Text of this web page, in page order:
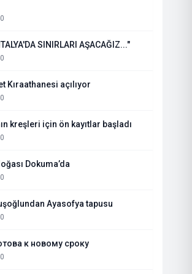
TERLEMEZOĞLU
SINIRLARI AŞACAĞIZ..."
Kıraathanesi açılıyor
kreşleri için ön kayıtlar başladı
Dokuma’da
Ayasofya tapusu
к новому сроку